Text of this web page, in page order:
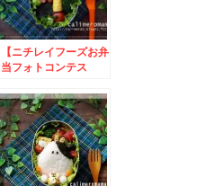
【ニチレイフーズお弁
当フォトコンテス
当とこいのぼりのお弁
当